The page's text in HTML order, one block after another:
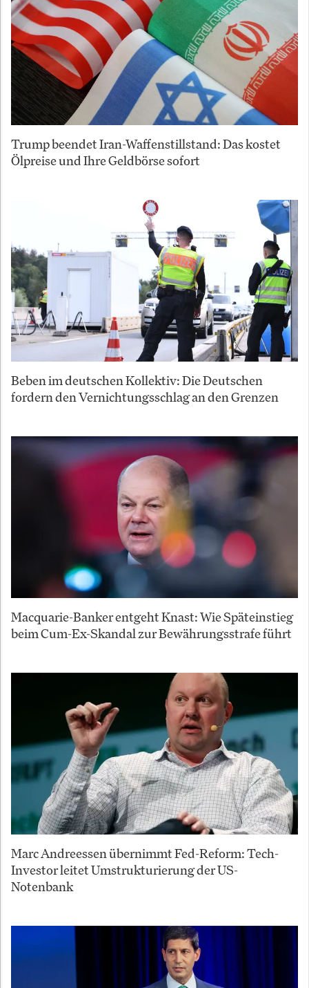
Trump beendet Iran-Waffenstillstand: Das kostet
Ölpreise und Ihre Geldbörse sofort
Beben im deutschen Kollektiv: Die Deutschen
fordern den Vernichtungsschlag an den Grenzen
Macquarie-Banker entgeht Knast: Wie Späteinstieg
beim Cum-Ex-Skandal zur Bewährungsstrafe führt
Marc Andreessen übernimmt Fed-Reform: Tech-
Investor leitet Umstrukturierung der US-
Notenbank